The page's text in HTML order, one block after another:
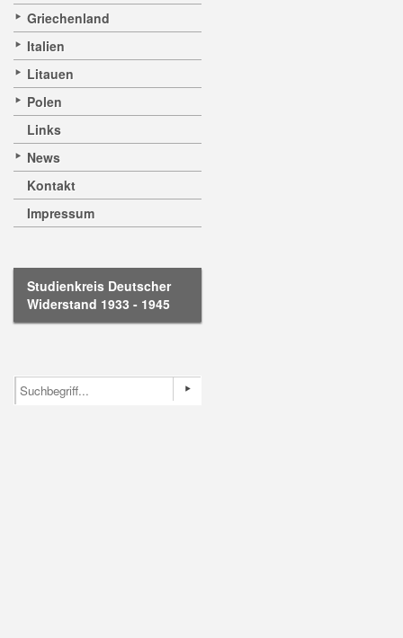
Griechenland
Italien
Litauen
Polen
Links
News
Kontakt
Impressum
Studienkreis Deutscher
Widerstand 1933 - 1945